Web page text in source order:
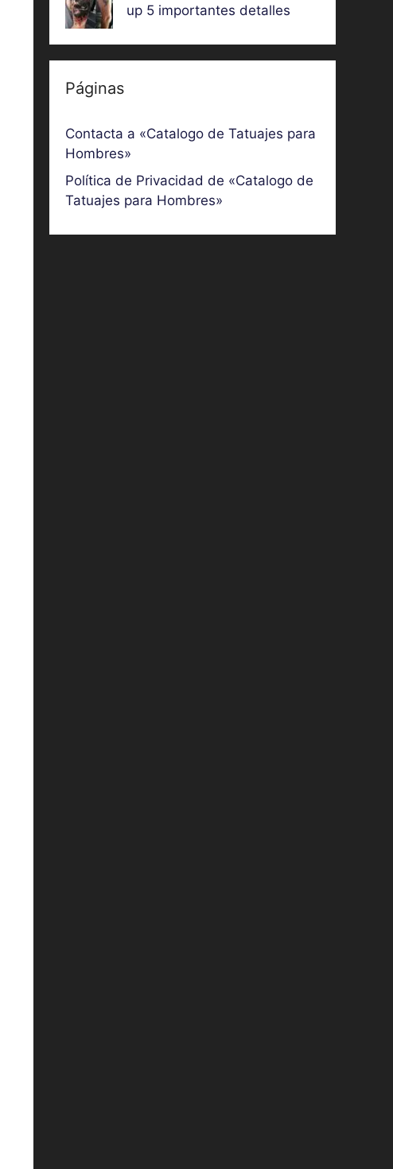
up 5 importantes detalles
Páginas
Contacta a «Catalogo de Tatuajes para
Hombres»
Política de Privacidad de «Catalogo de
Tatuajes para Hombres»